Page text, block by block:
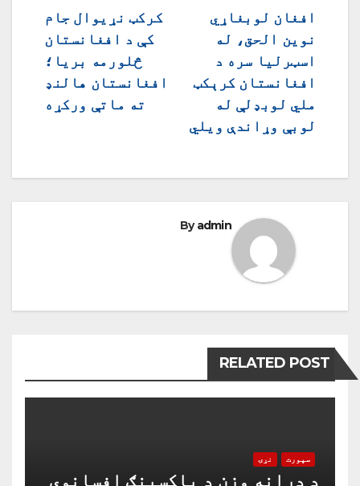
ليکنه
چليدنه
کرکټ نړيوال جام
کې د افغانستان
څلورمه بريا؛
افغانستان هالنډ
ته ماتې ورکړه
افغان لوبغاړي
نوین الحق، له
اسټرلیا سره د
افغانستان کرېکټ
ملي لوبډلې له
لوبې وړاندې ویلي
Byadmin
RELATED POST
سپورت نړۍ
د درانه وزن د باکسینګ افسانوي